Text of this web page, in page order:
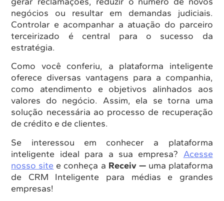
negócios ou resultar em demandas judiciais.
Controlar e acompanhar a atuação do parceiro
terceirizado é central para o sucesso da
estratégia.
Como você conferiu, a plataforma inteligente
oferece diversas vantagens para a companhia,
como atendimento e objetivos alinhados aos
valores do negócio. Assim, ela se torna uma
solução necessária ao processo de recuperação
de crédito e de clientes.
Se interessou em conhecer a plataforma
inteligente ideal para a sua empresa? Acesse
nosso site e conheça a Receiv — uma plataforma
de CRM Inteligente para médias e grandes
empresas!